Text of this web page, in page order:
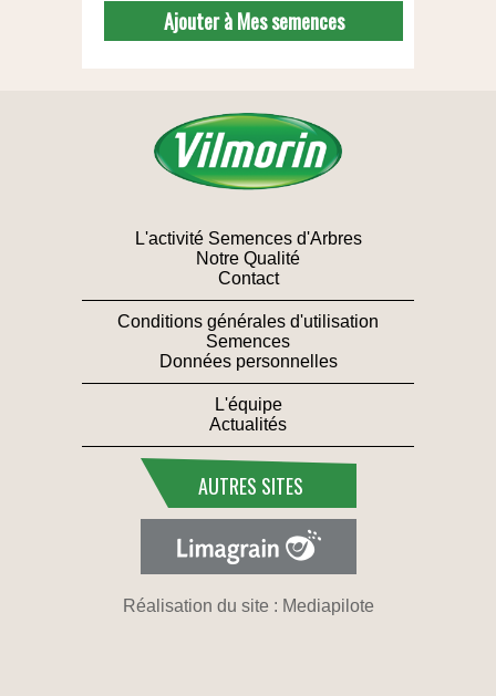
Ajouter à Mes semences
L'activité Semences d'Arbres
Notre Qualité
Contact
Conditions générales d'utilisation
Semences
Données personnelles
L'équipe
Actualités
AUTRES SITES
Réalisation du site : Mediapilote